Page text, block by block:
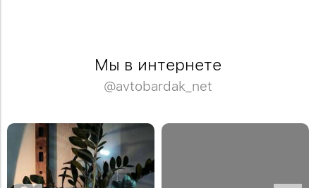
Мы в интернете
@avtobardak_net